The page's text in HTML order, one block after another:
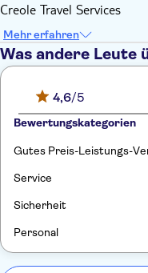
Creole Travel Services
Mehr erfahren
Was andere Leute
4,6/5
Bewertungskategorien
Gutes Preis-Leistungs-
Service
Sicherheit
Personal